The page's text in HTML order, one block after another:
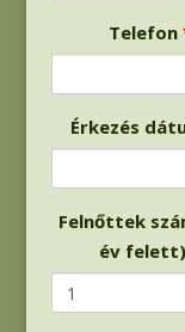
Telefon
Érkezés
Felnőttek
év